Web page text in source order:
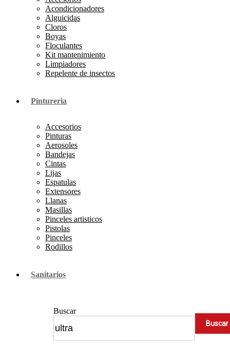
Acondicionadores
Alguicidas
Cloros
Boyas
Floculantes
Kit mantenimiento
Limpiadores
Repelente de insectos
Pintureria
Accesorios
Pinturas
Aerosoles
Bandejas
Cintas
Lijas
Espatulas
Extensores
Llanas
Masillas
Pinceles artisticos
Pistolas
Pinceles
Rodillos
Sanitarios
Buscar